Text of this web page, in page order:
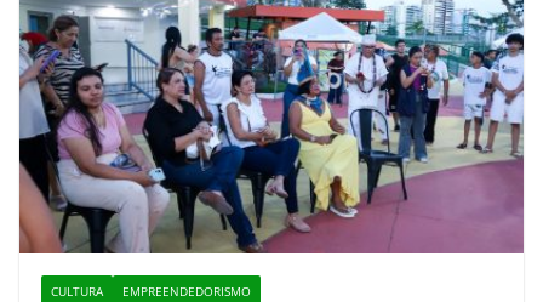
CULTURA EMPREENDEDORISMO